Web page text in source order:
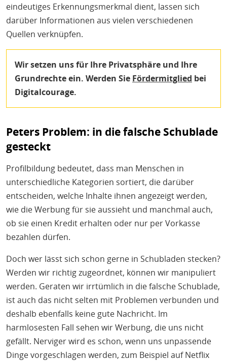
eindeutiges Erkennungsmerkmal dient, lassen sich
darüber Informationen aus vielen verschiedenen
Quellen verknüpfen.
Wir setzen uns für Ihre Privatsphäre und Ihre
Grundrechte ein. Werden Sie Fördermitglied bei
Digitalcourage.
Peters Problem: in die falsche Schublade
gesteckt
Profilbildung bedeutet, dass man Menschen in
unterschiedliche Kategorien sortiert, die darüber
entscheiden, welche Inhalte ihnen angezeigt werden,
wie die Werbung für sie aussieht und manchmal auch,
ob sie einen Kredit erhalten oder nur per Vorkasse
bezahlen dürfen.
Doch wer lässt sich schon gerne in Schubladen stecken?
Werden wir richtig zugeordnet, können wir manipuliert
werden. Geraten wir irrtümlich in die falsche Schublade,
ist auch das nicht selten mit Problemen verbunden und
deshalb ebenfalls keine gute Nachricht. Im
harmlosesten Fall sehen wir Werbung, die uns nicht
gefällt. Nerviger wird es schon, wenn uns unpassende
Dinge vorgeschlagen werden, zum Beispiel auf Netflix